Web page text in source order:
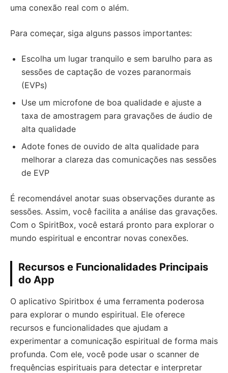
uma conexão real com o além.
Para começar, siga alguns passos importantes:
Escolha um lugar tranquilo e sem barulho para as
sessões de captação de vozes paranormais
(EVPs)
Use um microfone de boa qualidade e ajuste a
taxa de amostragem para gravações de áudio de
alta qualidade
Adote fones de ouvido de alta qualidade para
melhorar a clareza das comunicações nas sessões
de EVP
É recomendável anotar suas observações durante as
sessões. Assim, você facilita a análise das gravações.
Com o SpiritBox, você estará pronto para explorar o
mundo espiritual e encontrar novas conexões.
Recursos e Funcionalidades Principais
do App
O aplicativo Spiritbox é uma ferramenta poderosa
para explorar o mundo espiritual. Ele oferece
recursos e funcionalidades que ajudam a
experimentar a comunicação espiritual de forma mais
profunda. Com ele, você pode usar o scanner de
frequências espirituais para detectar e interpretar